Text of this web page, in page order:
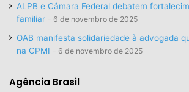
ALPB e Câmara Federal debatem
familiar
6 de novembro de 2025
OAB manifesta solidariedade à advogada
na CPMI
6 de novembro de 2025
Agência Brasil